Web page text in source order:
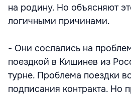
на родину. Но объясняют
логичными причинами.
- Они сослались на
поездкой в Кишинев из
турне. Проблема поездки
подписания контракта. Но